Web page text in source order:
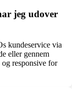
jeg udover
kundeservice via
eller gennem
responsive for